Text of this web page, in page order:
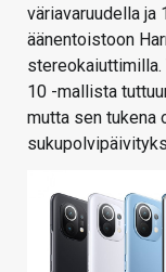
väriavaruudella ja
äänentoistoon
stereokaiuttimilla.
10 -mallista
mutta sen tukena